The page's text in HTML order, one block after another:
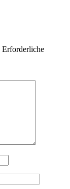
Erforderliche